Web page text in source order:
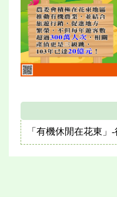
「有機休閒在花東」